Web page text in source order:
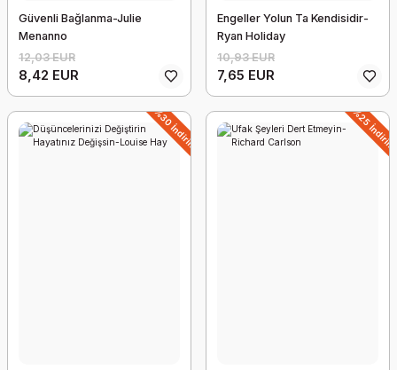
Güvenli Bağlanma-Julie
Menanno
12,03 EUR
8,42 EUR
Engeller Yolun Ta Kendisidir-
Ryan Holiday
10,93 EUR
7,65 EUR
%30 İndirim %25 İndirim